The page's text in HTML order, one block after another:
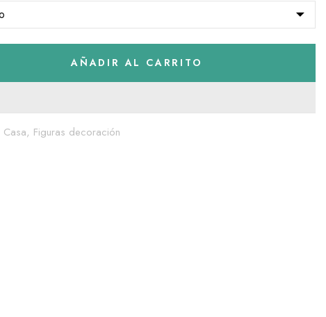
AÑADIR AL CARRITO
Figuras decoración